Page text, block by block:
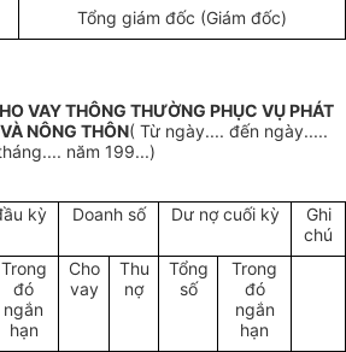
Tổng giám đốc (Giám đốc)
VAY THÔNG THƯỜNG PHỤC VỤ PHÁT
NÔNG THÔN( Từ ngày.... đến ngày.....
năm 199...)
kỳ Doanh số Dư nợ cuối kỳ
Ghi
chú
Trong
đó
ngắn
hạn
Cho
vay
Thu
nợ
Tổng
số
Trong
đó
ngắn
hạn